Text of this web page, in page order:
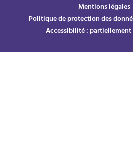
Mentions légales
Politique de protection des
Accessibilité :